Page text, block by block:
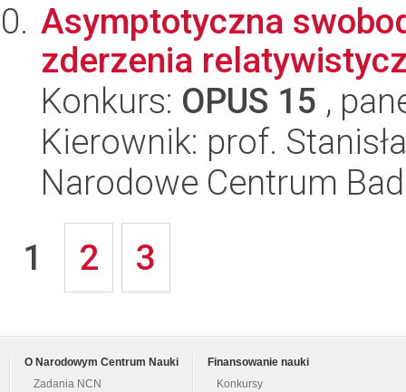
Asymptotyczna
zderzenia
Konkurs: OPUS 15 ,
Kierownik: prof.
Narodowe Centrum
1
2 3
O Narodowym Centrum Nauki
Zadania NCN
Finansowanie nauki
Konkursy